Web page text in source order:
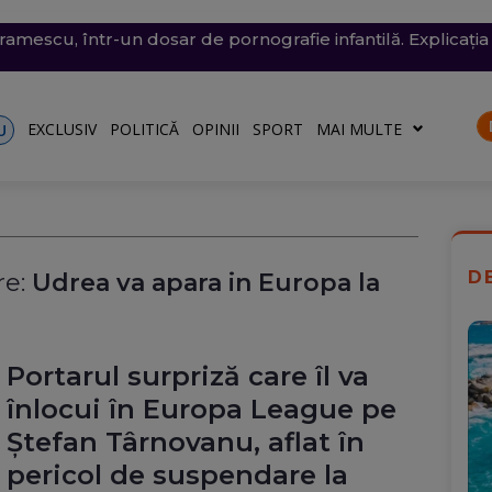
în dreptul unei plaje din Mamaia (Video). Aparatul
exploziv a perturbat traficul pe aeroportul Leipzig, un
într-un dosar de pornografie infantilă.
lui Nicușor Dan, și-a publicat declarațiile de avere
în Franța. 402 oameni arestați, dintre care 156 sunt
EXCLUSIV POLITICĂ OPINII SPORT MAI MULTE
Udrea va apara in Europa la
Portarul surpriză care îl va
înlocui în Europa League pe
Ștefan Târnovanu, aflat în
pericol de suspendare la